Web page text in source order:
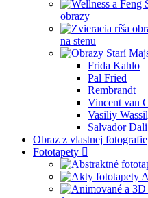
obrazy
na stenu
Frida Kahlo
Pal Fried
Rembrandt
Vincent van
Vasiliy
Salvador Dali
Obraz z vlastnej fotografie
Fototapety